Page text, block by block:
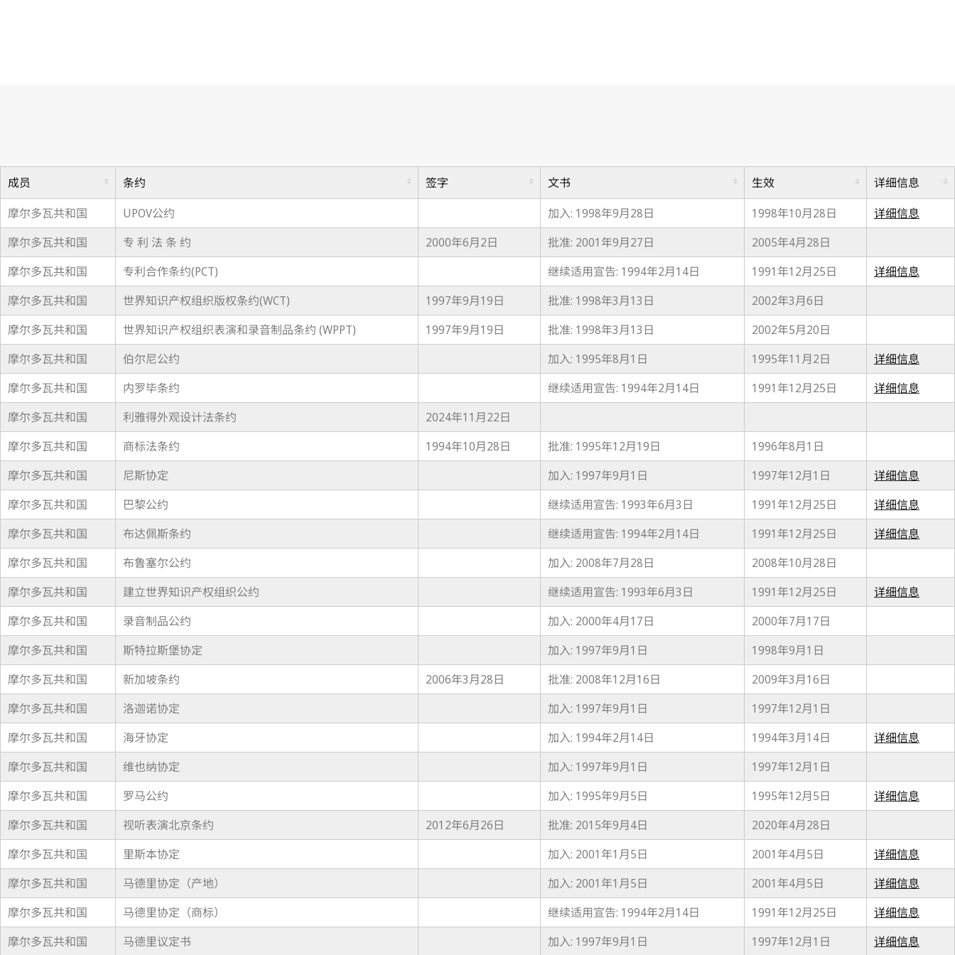
成员 条约 签字 文书 生效
详细信息
摩尔多瓦共和国
UPOV公约 加入: 1998年9月28日 1998年10月28日
详细信息
摩尔多瓦共和国
专 利 法 条 约 2000年6月2日 批准: 2001年9月27日
2005年4月28日
摩尔多瓦共和国
专利合作条约(PCT) 继续适用宣告: 1994年2月14日 1991年12月25日
详细信息
摩尔多瓦共和国
世界知识产权组织版权条约(WCT) 1997年9月19日 批准: 1998年3月13日
2002年3月6日
摩尔多瓦共和国
世界知识产权组织表演和录音制品条约 (WPPT) 1997年9月19日 批准: 1998年3月13日
2002年5月20日
摩尔多瓦共和国
伯尔尼公约 加入: 1995年8月1日 1995年11月2日
详细信息
摩尔多瓦共和国
内罗毕条约 继续适用宣告: 1994年2月14日 1991年12月25日
详细信息
摩尔多瓦共和国
利雅得外观设计法条约
2024年11月22日
摩尔多瓦共和国
商标法条约 1994年10月28日 批准: 1995年12月19日
1996年8月1日
摩尔多瓦共和国
尼斯协定 加入: 1997年9月1日 1997年12月1日
详细信息
摩尔多瓦共和国
巴黎公约 继续适用宣告: 1993年6月3日 1991年12月25日
详细信息
摩尔多瓦共和国
布达佩斯条约 继续适用宣告: 1994年2月14日 1991年12月25日
详细信息
摩尔多瓦共和国
布鲁塞尔公约 加入: 2008年7月28日
2008年10月28日
摩尔多瓦共和国
建立世界知识产权组织公约 继续适用宣告: 1993年6月3日 1991年12月25日
详细信息
摩尔多瓦共和国
录音制品公约 加入: 2000年4月17日
2000年7月17日
摩尔多瓦共和国
斯特拉斯堡协定 加入: 1997年9月1日
1998年9月1日
摩尔多瓦共和国
新加坡条约 2006年3月28日 批准: 2008年12月16日
2009年3月16日
摩尔多瓦共和国
洛迦诺协定 加入: 1997年9月1日
1997年12月1日
摩尔多瓦共和国
海牙协定 加入: 1994年2月14日 1994年3月14日
详细信息
摩尔多瓦共和国
维也纳协定 加入: 1997年9月1日
1997年12月1日
摩尔多瓦共和国
罗马公约 加入: 1995年9月5日 1995年12月5日
详细信息
摩尔多瓦共和国
视听表演北京条约 2012年6月26日 批准: 2015年9月4日
2020年4月28日
摩尔多瓦共和国
里斯本协定 加入: 2001年1月5日 2001年4月5日
详细信息
摩尔多瓦共和国
马德里协定（产地） 加入: 2001年1月5日 2001年4月5日
详细信息
摩尔多瓦共和国
马德里协定（商标） 继续适用宣告: 1994年2月14日 1991年12月25日
详细信息
摩尔多瓦共和国
马德里议定书 加入: 1997年9月1日 1997年12月1日 详细信息